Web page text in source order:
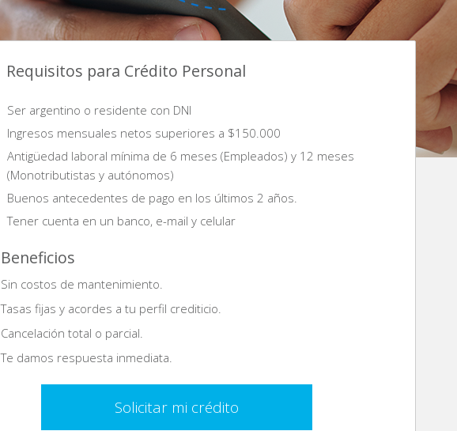
Requisitos para Crédito Personal
Ser argentino o residente con DNI
Ingresos mensuales netos superiores a $150.000
Antigüedad laboral mínima de 6 meses (Empleados) y 12 meses
(Monotributistas y autónomos)
Buenos antecedentes de pago en los últimos 2 años.
Tener cuenta en un banco, e-mail y celular
Beneficios
Sin costos de mantenimiento.
Tasas fijas y acordes a tu perfil crediticio.
Cancelación total o parcial.
Te damos respuesta inmediata.
Solicitar mi crédito